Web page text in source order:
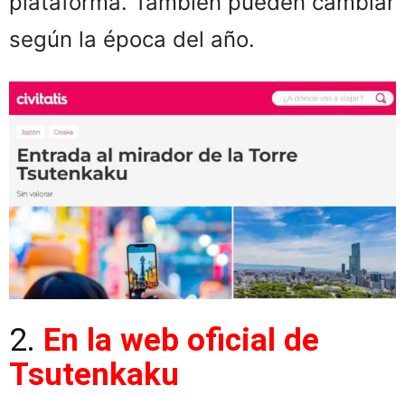
según la época del año.
2. En la web oficial de
Tsutenkaku